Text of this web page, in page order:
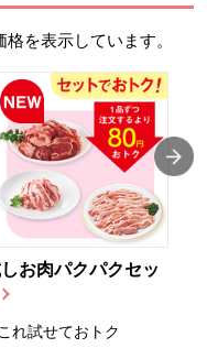
を表示しています。
お肉パクパクセッ
れ試せておトク